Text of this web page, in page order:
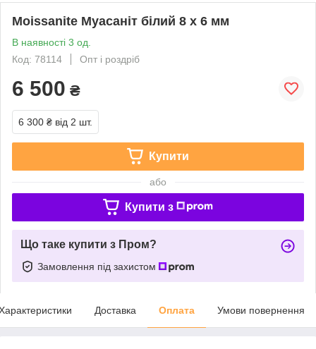
Moissanite Муасаніт білий 8 х 6 мм
В наявності 3 од.
Код: 78114
Опт і роздріб
6 500 ₴
6 300 ₴ від 2 шт.
Купити
або
Купити з
Що таке купити з Пром?
Замовлення під захистом
Доставка Оплата Умови повернення